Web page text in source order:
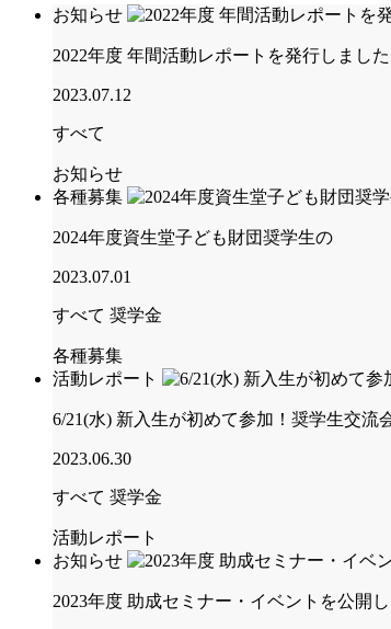
お知らせ
2022年度 年間活動レポートを発行しました
2023.07.12
すべて
お知らせ
各種募集
2024年度資生堂子ども財団奨学生の
2023.07.01
すべて 奨学金
各種募集
活動レポート
6/21(水) 新入生が初めて参加！奨学生交流
2023.06.30
すべて 奨学金
活動レポート
お知らせ
2023年度 助成セミナー・イベントを公開